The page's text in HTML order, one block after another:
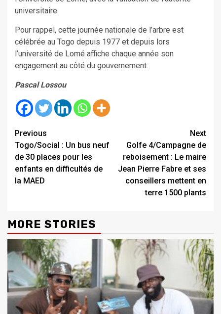
universitaire.
Pour rappel, cette journée nationale de l’arbre est
célébrée au Togo depuis 1977 et depuis lors
l’université de Lomé affiche chaque année son
engagement au côté du gouvernement.
Pascal Lossou
Continue
Reading
Previous
Togo/Social : Un bus neuf
de 30 places pour les
enfants en difficultés de
la MAED
Next
Golfe 4/Campagne de
reboisement : Le maire
Jean Pierre Fabre et ses
conseillers mettent en
terre 1500 plants
MORE STORIES